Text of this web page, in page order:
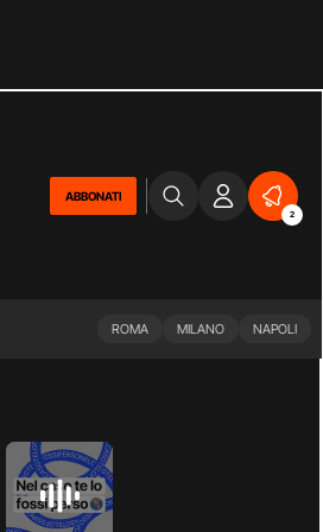
ABBONATI
2
ROMA MILANO NAPOLI